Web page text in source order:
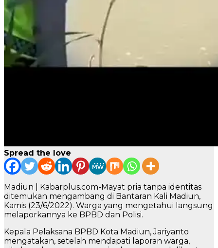
Spread the love
Madiun | Kabarplus.com-Mayat pria tanpa identitas
ditemukan mengambang di Bantaran Kali Madiun,
Kamis (23/6/2022). Warga yang mengetahui langsung
melaporkannya ke BPBD dan Polisi.
Kepala Pelaksana BPBD Kota Madiun, Jariyanto
mengatakan, setelah mendapati laporan warga,